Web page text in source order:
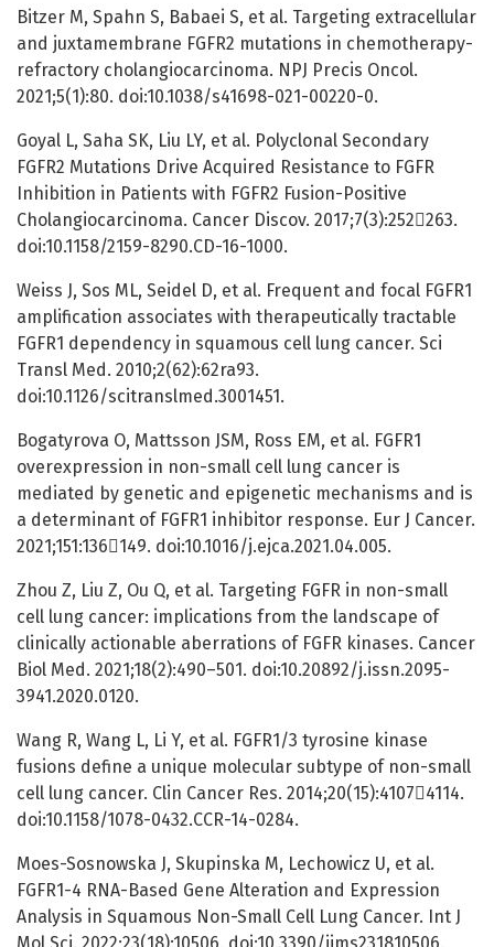
Bitzer M, Spahn S, Babaei S, et al. Targeting extracellular
and juxtamembrane FGFR2 mutations in chemotherapy-
refractory cholangiocarcinoma. NPJ Precis Oncol.
2021;5(1):80. doi:10.1038/s41698-021-00220-0.
Goyal L, Saha SK, Liu LY, et al. Polyclonal Secondary
FGFR2 Mutations Drive Acquired Resistance to FGFR
Inhibition in Patients with FGFR2 Fusion-Positive
Cholangiocarcinoma. Cancer Discov. 2017;7(3):252263.
doi:10.1158/2159-8290.CD-16-1000.
Weiss J, Sos ML, Seidel D, et al. Frequent and focal FGFR1
amplification associates with therapeutically tractable
FGFR1 dependency in squamous cell lung cancer. Sci
Transl Med. 2010;2(62):62ra93.
doi:10.1126/scitranslmed.3001451.
Bogatyrova O, Mattsson JSM, Ross EM, et al. FGFR1
overexpression in non-small cell lung cancer is
mediated by genetic and epigenetic mechanisms and is
a determinant of FGFR1 inhibitor response. Eur J Cancer.
2021;151:136149. doi:10.1016/j.ejca.2021.04.005.
Zhou Z, Liu Z, Ou Q, et al. Targeting FGFR in non-small
cell lung cancer: implications from the landscape of
clinically actionable aberrations of FGFR kinases. Cancer
Biol Med. 2021;18(2):490–501. doi:10.20892/j.issn.2095-
3941.2020.0120.
Wang R, Wang L, Li Y, et al. FGFR1/3 tyrosine kinase
fusions define a unique molecular subtype of non-small
cell lung cancer. Clin Cancer Res. 2014;20(15):41074114.
doi:10.1158/1078-0432.CCR-14-0284.
Moes-Sosnowska J, Skupinska M, Lechowicz U, et al.
FGFR1-4 RNA-Based Gene Alteration and Expression
Analysis in Squamous Non-Small Cell Lung Cancer. Int J